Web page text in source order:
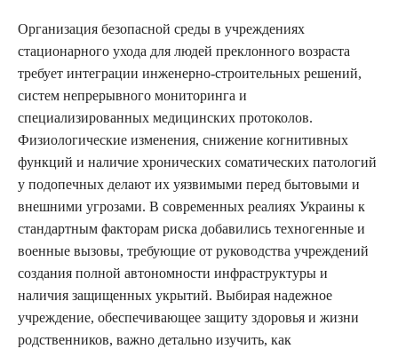
Организация безопасной среды в учреждениях
стационарного ухода для людей преклонного возраста
требует интеграции инженерно-строительных решений,
систем непрерывного мониторинга и
специализированных медицинских протоколов.
Физиологические изменения, снижение когнитивных
функций и наличие хронических соматических патологий
у подопечных делают их уязвимыми перед бытовыми и
внешними угрозами. В современных реалиях Украины к
стандартным факторам риска добавились техногенные и
военные вызовы, требующие от руководства учреждений
создания полной автономности инфраструктуры и
наличия защищенных укрытий. Выбирая надежное
учреждение, обеспечивающее защиту здоровья и жизни
родственников, важно детально изучить, как